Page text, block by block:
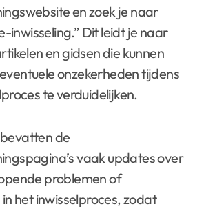
en zoek je naar
inwisseling.” Dit leidt je naar
en gidsen die kunnen
onzekerheden tijdens
te verduidelijken.
de
vaak updates over
problemen of
het inwisselproces, zodat